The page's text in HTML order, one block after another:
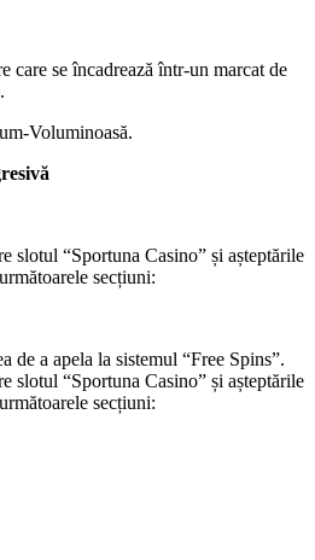
care se încadrează într-un marcat de
Voluminoasă.
slotul “Sportuna Casino” și așteptările
secțiuni:
de a apela la sistemul “Free Spins”.
slotul “Sportuna Casino” și așteptările
secțiuni: